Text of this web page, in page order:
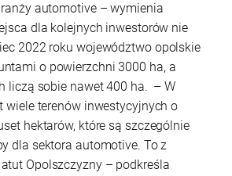
automotive – wymienia
dla kolejnych inwestorów nie
2022 roku województwo opolskie
o powierzchni 3000 ha, a
liczą sobie nawet 400 ha. – W
wiele terenów inwestycyjnych o
hektarów, które są szczególnie
dla sektora automotive. To z
Opolszczyzny – podkreśla